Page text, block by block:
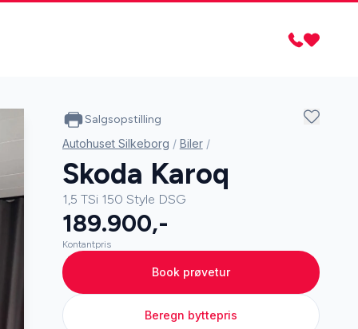
Salgsopstilling
Autohuset Silkeborg / Biler /
Skoda Karoq
1,5 TSi 150 Style DSG
189.900,-
Kontantpris
Book prøvetur
Beregn byttepris